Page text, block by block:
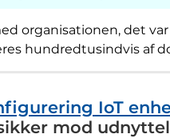
organisationen, det
hundredtusindvis af
IoT
mod